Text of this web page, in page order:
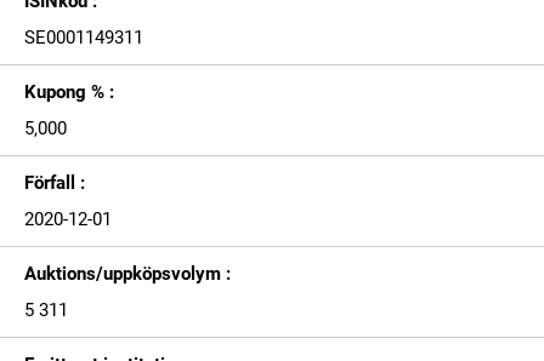
SE0001149311
Kupong % :
5,000
Förfall :
2020-12-01
Auktions/uppköpsvolym :
5 311